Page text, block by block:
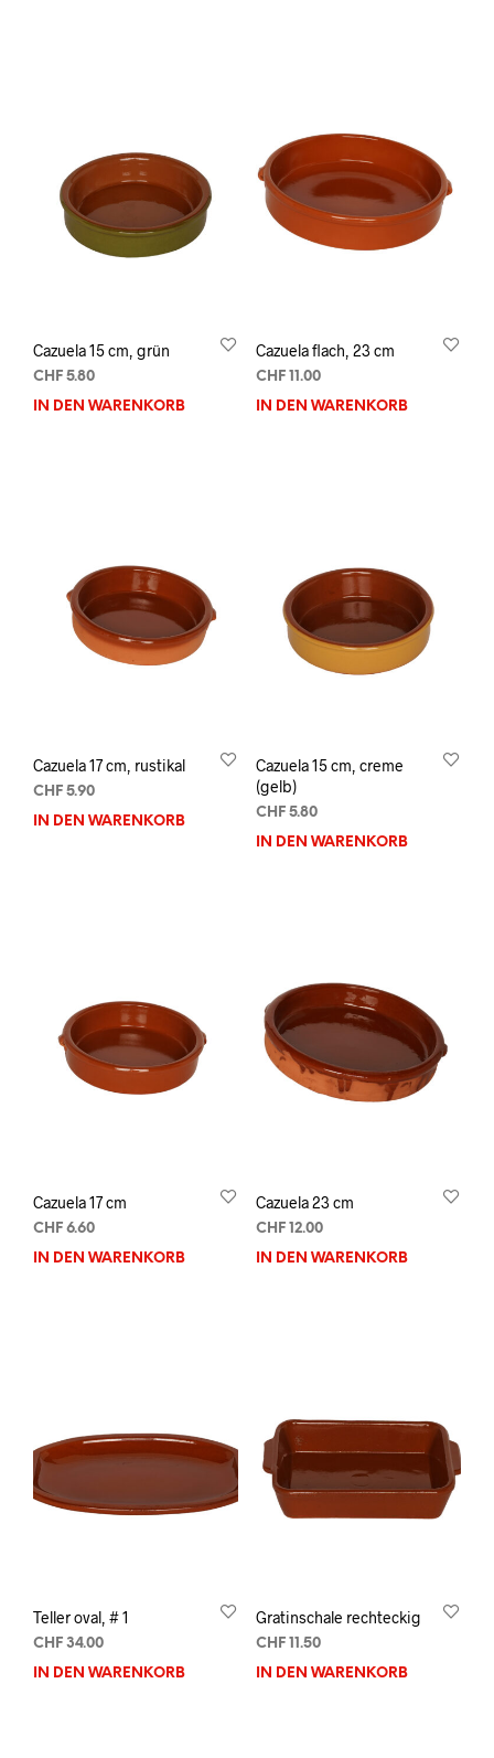
Cazuela 15 cm, grün
CHF 5.80
IN DEN WARENKORB
Cazuela flach, 23 cm
CHF11.00
IN DEN WARENKORB
Cazuela 17 cm, rustikal
CHF 5.90
IN DEN WARENKORB
Cazuela 15 cm, creme
(gelb)
CHF5.80
IN DEN WARENKORB
Cazuela 17 cm
CHF 6.60
IN DEN WARENKORB
Cazuela 23 cm
CHF12.00
IN DEN WARENKORB
Teller oval, # 1
CHF 34.00
IN DEN WARENKORB
Gratinschale rechteckig
CHF11.50
IN DEN WARENKORB